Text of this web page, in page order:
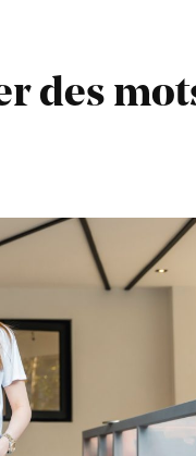
des